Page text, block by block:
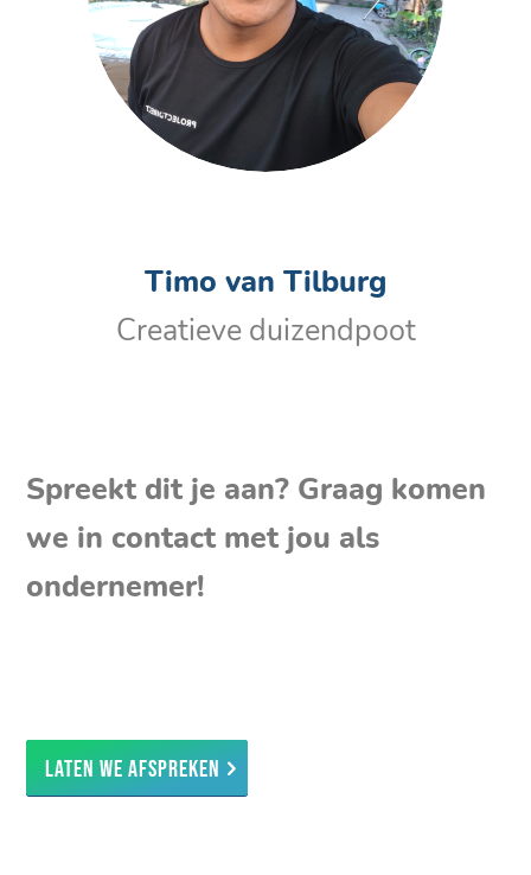
Timo van Tilburg
Creatieve duizendpoot
Spreekt dit je aan? Graag komen
we in contact met jou als
ondernemer!
Laten we afspreken